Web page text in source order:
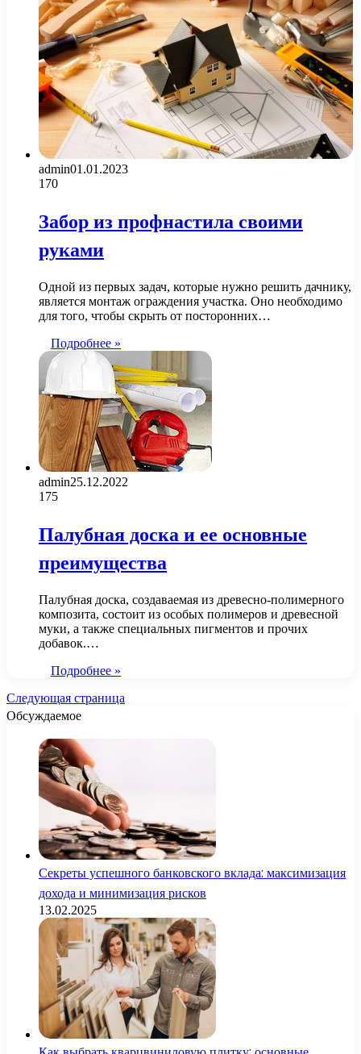
admin01.01.2023
170
Забор из профнастила своими
руками
Одной из первых задач, которые нужно решить дачнику,
является монтаж ограждения участка. Оно необходимо
для того, чтобы скрыть от посторонних…
Подробнее »
admin25.12.2022
175
Палубная доска и ее основные
преимущества
Палубная доска, создаваемая из древесно-полимерного
композита, состоит из особых полимеров и древесной
муки, а также специальных пигментов и прочих
добавок.…
Подробнее »
Следующая страница
Обсуждаемое
Секреты успешного банковского вклада: максимизация
дохода и минимизация рисков
13.02.2025